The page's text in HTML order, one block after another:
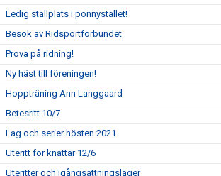
Ledig stallplats i ponnystallet!
Besök av Ridsportförbundet
Prova på ridning!
Ny häst till föreningen!
Hoppträning Ann Langgaard
Betesritt 10/7
Lag och serier hösten 2021
Uteritt för knattar 12/6
Uteritter och igångsättningsläger